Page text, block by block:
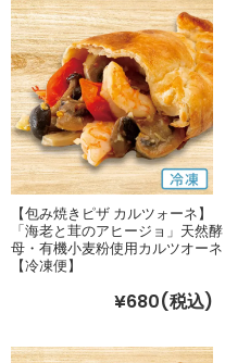
【包み焼きピザ カルツォーネ】
「海老と茸のアヒージョ」天然酵
母・有機小麦粉使用カルツオーネ
【冷凍便】
¥680(税込)